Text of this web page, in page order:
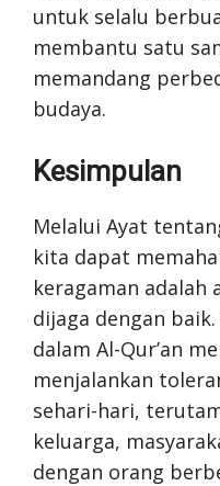
untuk selalu
membantu satu
memandang
budaya.
Kesimpulan
Melalui Ayat
kita dapat
keragaman adalah
dijaga dengan
dalam Al-Qur’an
menjalankan
sehari-hari,
keluarga,
dengan orang